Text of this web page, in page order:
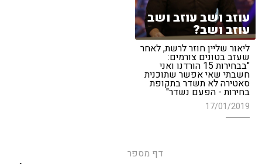
עוזב ושב עוזב ושב
עוזב ושב?
ליאור שליין חוזר לרשת, לאחר
שעזב בטונים צורמים:
"בבחירות 15 הורדנו ואני
חשבתי שאי אפשר שתוכנית
סאטירה לא תשדר בתקופת
בחירות - הפעם נשדר"
17/01/2019
דף מספר